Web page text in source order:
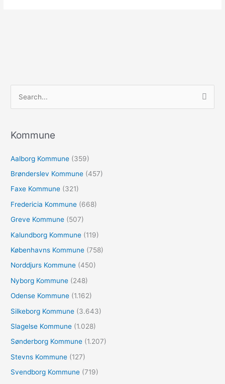
e
t
e
r
Kommune
Aalborg Kommune (359)
Brønderslev Kommune (457)
Faxe Kommune (321)
Fredericia Kommune (668)
Greve Kommune (507)
Kalundborg Kommune (119)
Københavns Kommune (758)
Norddjurs Kommune (450)
Nyborg Kommune (248)
Odense Kommune (1.162)
Silkeborg Kommune (3.643)
Slagelse Kommune (1.028)
Sønderborg Kommune (1.207)
Stevns Kommune (127)
Svendborg Kommune (719)